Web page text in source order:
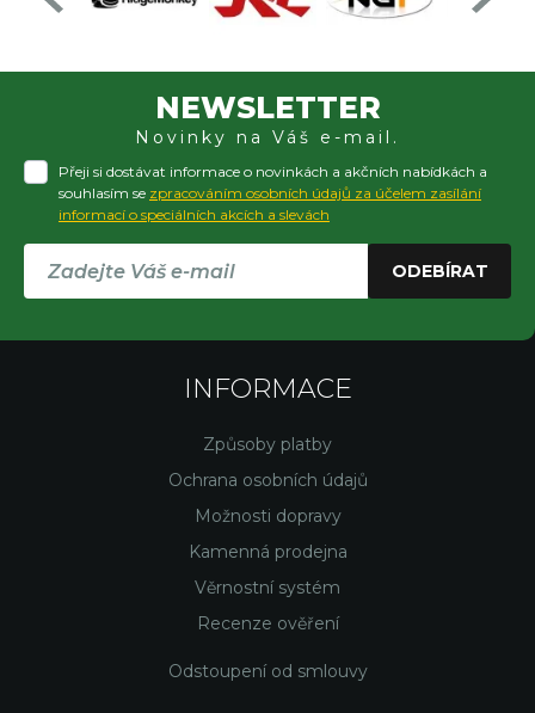
NEWSLETTER
Novinky na Váš e-mail.
Přeji si dostávat informace o novinkách a akčních nabídkách a
souhlasím se zpracováním osobních údajů za účelem zasílání
informací o speciálních akcích a slevách
ODEBÍRAT
INFORMACE
Způsoby platby
Ochrana osobních údajů
Možnosti dopravy
Kamenná prodejna
Věrnostní systém
Recenze ověření
Odstoupení od smlouvy